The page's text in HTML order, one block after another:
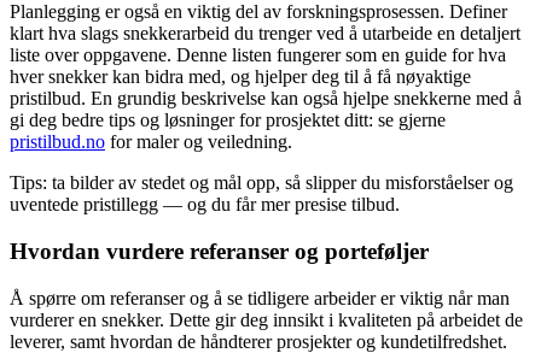
Planlegging er også en viktig del av forskningsprosessen. Definer
klart hva slags snekkerarbeid du trenger ved å utarbeide en detaljert
liste over oppgavene. Denne listen fungerer som en guide for hva
hver snekker kan bidra med, og hjelper deg til å få nøyaktige
pristilbud. En grundig beskrivelse kan også hjelpe snekkerne med å
gi deg bedre tips og løsninger for prosjektet ditt: se gjerne
pristilbud.no for maler og veiledning.
Tips: ta bilder av stedet og mål opp, så slipper du misforståelser og
uventede pristillegg — og du får mer presise tilbud.
Hvordan vurdere referanser og porteføljer
Å spørre om referanser og å se tidligere arbeider er viktig når man
vurderer en snekker. Dette gir deg innsikt i kvaliteten på arbeidet de
leverer, samt hvordan de håndterer prosjekter og kundetilfredshet.